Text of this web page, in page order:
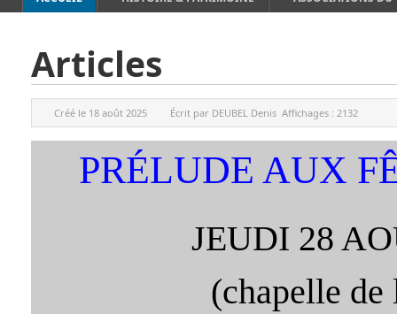
Articles
Créé le 18 août 2025 Écrit par DEUBEL Denis Affichages : 2132
PRÉLUDE AUX
JEUDI 28
(chapelle